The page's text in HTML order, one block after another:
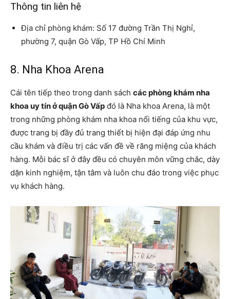
Thông tin liên hệ
Địa chỉ phòng khám: Số 17 đường Trần Thị Nghỉ,
phường 7, quận Gò Vấp, TP Hồ Chí Minh
8. Nha Khoa Arena
Cái tên tiếp theo trong danh sách các phòng khám nha
khoa uy tín ở quận Gò Vấp đó là Nha khoa Arena, là một
trong những phòng khám nha khoa nổi tiếng của khu vực,
được trang bị đầy đủ trang thiết bị hiện đại đáp ứng nhu
cầu khám và điều trị các vấn đề về răng miệng của khách
hàng. Mỗi bác sĩ ở đây đều có chuyên môn vững chắc, dày
dặn kinh nghiệm, tận tâm và luôn chu đáo trong việc phục
vụ khách hàng.